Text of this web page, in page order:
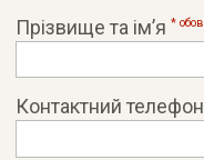
Прізвище та ім’я*
Контактний